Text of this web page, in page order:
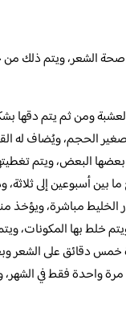
الشعر، ويتم ذلك
ومن ثم يتم
الحجم، ويُضاف له
البعض، ويتم
بين أسبوعين إلى
الخليط مباشرة، ويؤخذ
خلط بها المكونات،
دقائق على الشعر
واحدة فقط في الشهر،